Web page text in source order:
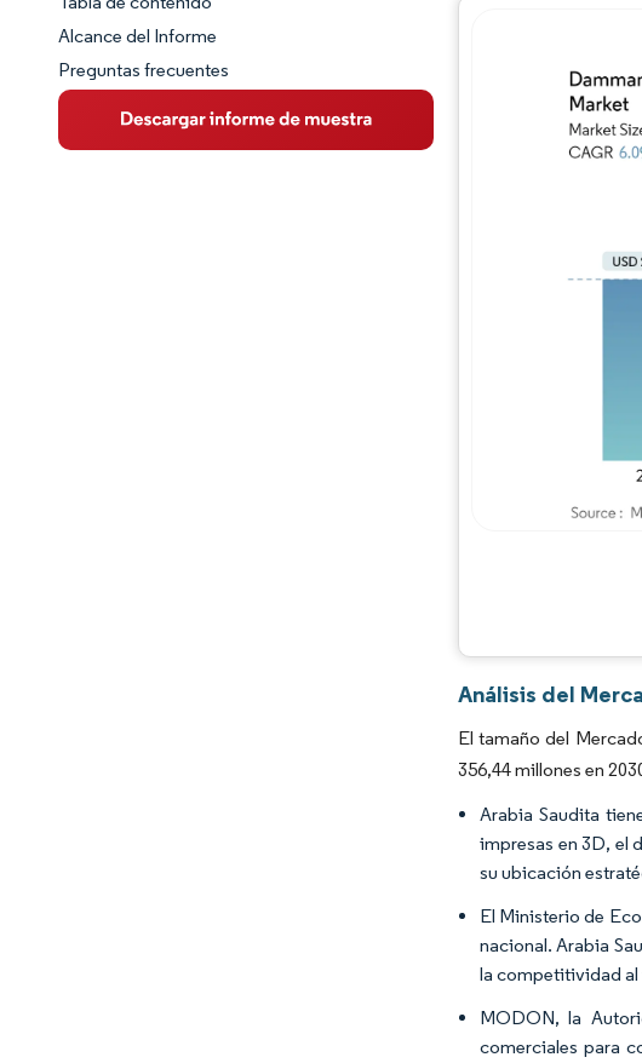
Panorama del Mercado
Visión General del Mercado
Tendencias Principales del Mercado
Alcance del Informe
Preguntas frecuentes
Análisis del
El tamaño del
356,44 millones en
Arabia Saudita
impresas en 3D, el
su ubicación
El Ministerio de
nacional. Arabia
la competitividad al
MODON, la
comerciales para